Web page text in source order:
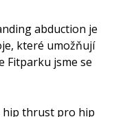
abduction je
které umožňují
Fitparku jsme se
hip thrust pro hip